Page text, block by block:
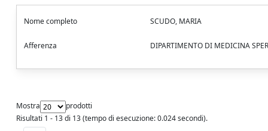
Nome completo SCUDO, MARIA
Afferenza DIPARTIMENTO DI MEDICINA
Mostra
prodotti
Risultati 1 - 13 di 13 (tempo di esecuzione: 0.024 secondi).